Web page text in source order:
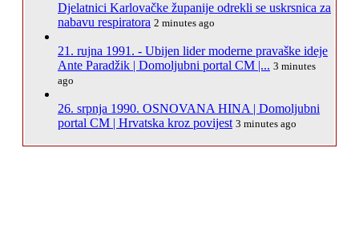
Djelatnici Karlovačke županije odrekli se uskrsnica za
nabavu respiratora 2 minutes ago
21. rujna 1991. - Ubijen lider moderne pravaške ideje
Ante Paradžik | Domoljubni portal CM |... 3 minutes
ago
26. srpnja 1990. OSNOVANA HINA | Domoljubni
portal CM | Hrvatska kroz povijest 3 minutes ago